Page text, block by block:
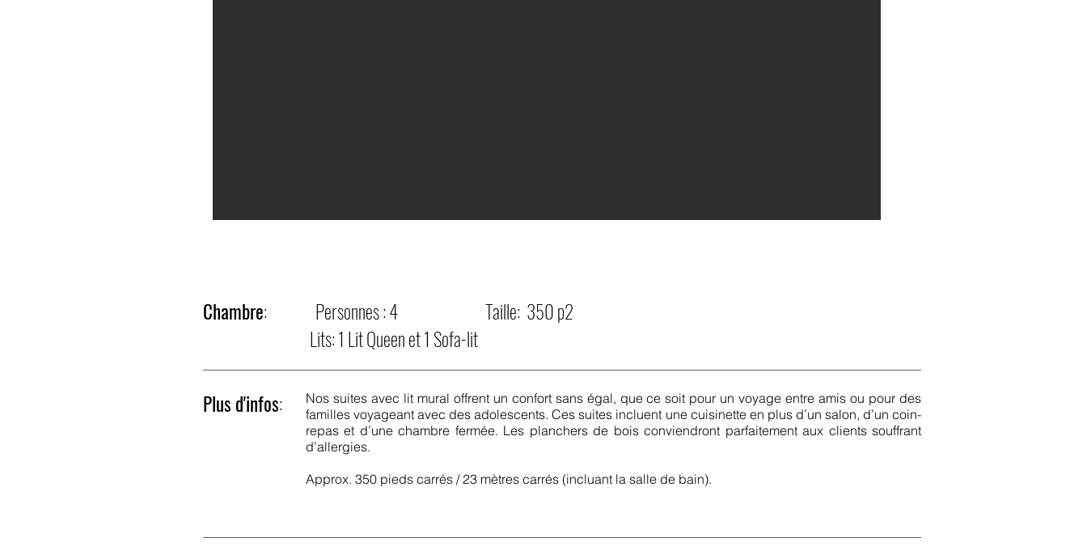
Chambre: Personnes : 4 Taille: 350 p2
Lits: 1 Lit Queen et 1 Sofa-lit
Plus d'infos:
Nos suites avec lit mural offrent un confort sans égal, que ce soit pour un voyage entre amis ou pour des
familles voyageant avec des adolescents. Ces suites incluent une cuisinette en plus d’un salon, d’un coin-
repas et d’une chambre fermée. Les planchers de bois conviendront parfaitement aux clients souffrant
d’allergies.
Approx. 350 pieds carrés / 23 mètres carrés (incluant la salle de bain).